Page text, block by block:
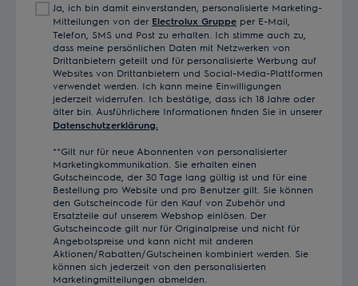
Adresse
Ja, ich bin damit einverstanden, personalisierte Marketing-
Mitteilungen von der Electrolux Gruppe per E-Mail,
Telefon, SMS und Post zu erhalten. Ich stimme auch zu,
dass meine persönlichen Daten mit Netzwerken von
Drittanbietern geteilt und für personalisierte Werbung auf
Websites von Drittanbietern und Social-Media-Plattformen
verwendet werden. Ich kann meine Einwilligungen
jederzeit widerrufen. Ich bestätige, dass ich 18 Jahre oder
älter bin. Ausführlichere Informationen finden Sie in unserer
Datenschutzerklärung.
**Gilt nur für neue Abonnenten von personalisierter
Marketingkommunikation. Sie erhalten einen
Gutscheincode, der 30 Tage lang gültig ist und für eine
Bestellung pro Website und pro Benutzer gilt. Sie können
den Gutscheincode für den Kauf von Zubehör und
Ersatzteile auf unserem Webshop einlösen. Der
Gutscheincode gilt nur für Originalpreise und nicht für
Angebotspreise und kann nicht mit anderen
Aktionen/Rabatten/Gutscheinen kombiniert werden. Sie
können sich jederzeit von den personalisierten
Marketingmitteilungen abmelden.